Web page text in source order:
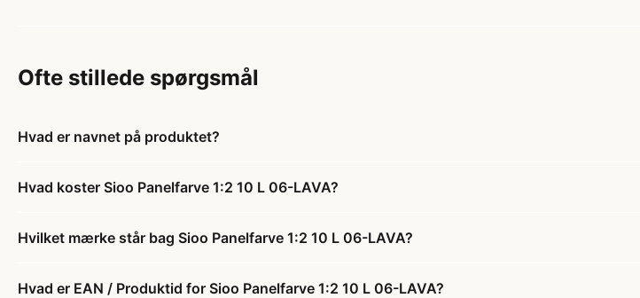
Ofte stillede spørgsmål
Hvad er navnet på produktet?
Hvad koster Sioo Panelfarve 1:2 10 L 06-LAVA?
Hvilket mærke står bag Sioo Panelfarve 1:2 10 L 06-LAVA?
Hvad er EAN / Produktid for Sioo Panelfarve 1:2 10 L 06-LAVA?